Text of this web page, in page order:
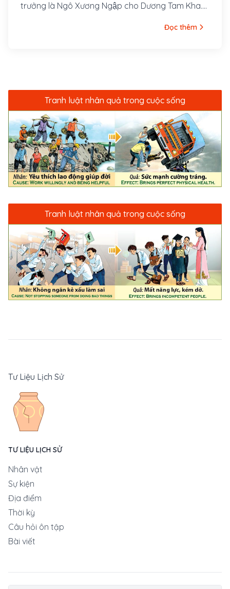
trưởng là Ngô Xương Ngập cho Dương Tam Kha.
Ngập chạy đến nhà hào trưởng Phạm Lệnh Công
Đọc thêm
Tranh luật nhân quả trong cuộc sống
Tranh luật nhân quả trong cuộc sống
Tư Liệu Lịch Sử
TƯ LIỆU LỊCH SỬ
Nhân vật
Sự kiện
Địa điểm
Thời kỳ
Câu hỏi ôn tập
Bài viết